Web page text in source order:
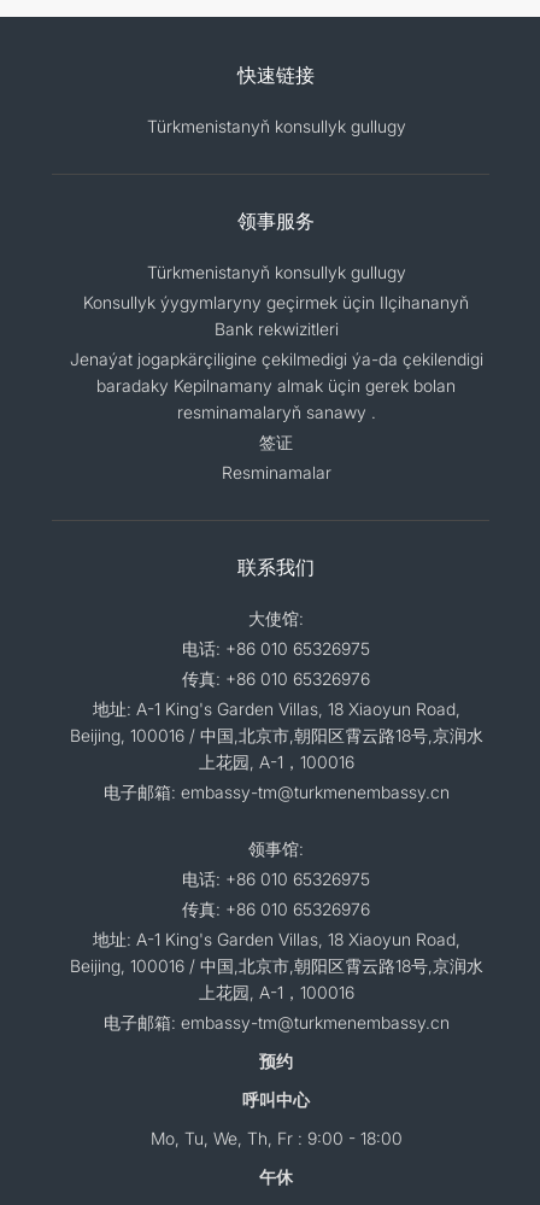
快速链接
Türkmenistanyň konsullyk gullugy
领事服务
Türkmenistanyň konsullyk gullugy
Konsullyk ýygymlaryny geçirmek üçin Ilçihananyň
Bank rekwizitleri
Jenaýat jogapkärçiligine çekilmedigi ýa-da çekilendigi
baradaky Kepilnamany almak üçin gerek bolan
resminamalaryň sanawy .
签证
Resminamalar
联系我们
大使馆:
电话: +86 010 65326975
传真: +86 010 65326976
地址: A-1 King's Garden Villas, 18 Xiaoyun Road,
Beijing, 100016 / 中国,北京市,朝阳区霄云路18号,京润水
上花园, A-1，100016
电子邮箱: embassy-tm@turkmenembassy.cn
领事馆:
电话: +86 010 65326975
传真: +86 010 65326976
地址: A-1 King's Garden Villas, 18 Xiaoyun Road,
Beijing, 100016 / 中国,北京市,朝阳区霄云路18号,京润水
上花园, A-1，100016
电子邮箱: embassy-tm@turkmenembassy.cn
预约
呼叫中心
Mo, Tu, We, Th, Fr : 9:00 - 18:00
午休